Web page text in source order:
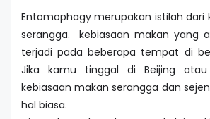
Entomophagy merupakan istilah dari
serangga. kebiasaan makan yang
terjadi pada beberapa tempat di
Jika kamu tinggal di Beijing atau
kebiasaan makan serangga dan
hal biasa.